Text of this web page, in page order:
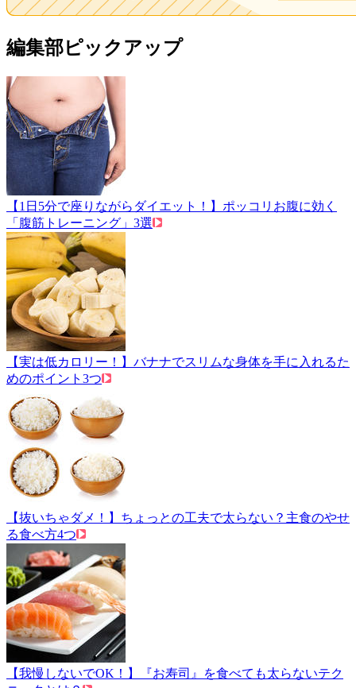
編集部ピックアップ
【1日5分で座りながらダイエット！】ポッコリお腹に効く
「腹筋トレーニング」3選
【実は低カロリー！】バナナでスリムな身体を手に入れるた
めのポイント3つ
【抜いちゃダメ！】ちょっとの工夫で太らない？主食のやせ
る食べ方4つ
【我慢しないでOK！】『お寿司』を食べても太らないテク